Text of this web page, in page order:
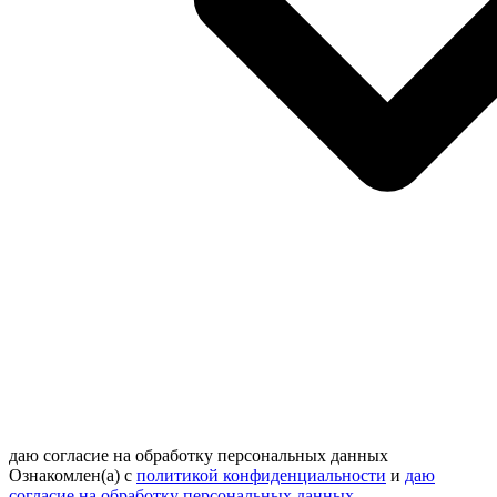
даю согласие на обработку персональных данных
Ознакомлен(а) с политикой конфиденциальности и даю